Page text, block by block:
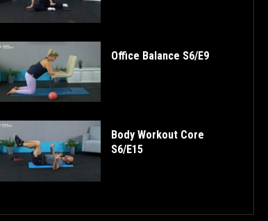
Office Balance S6/E9
Body Workout Core
S6/E15